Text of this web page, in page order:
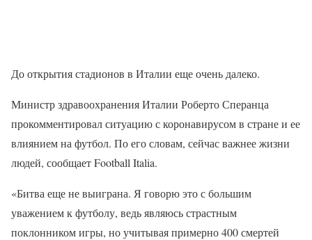
До открытия стадионов в Италии еще очень далеко.
Министр здравоохранения Италии Роберто Сперанца
прокомментировал ситуацию с коронавирусом в стране и ее
влиянием на футбол. По его словам, сейчас важнее жизни
людей, сообщает Football Italia.
«Битва еще не выиграна. Я говорю это с большим
уважением к футболу, ведь являюсь страстным
поклонником игры, но учитывая примерно 400 смертей